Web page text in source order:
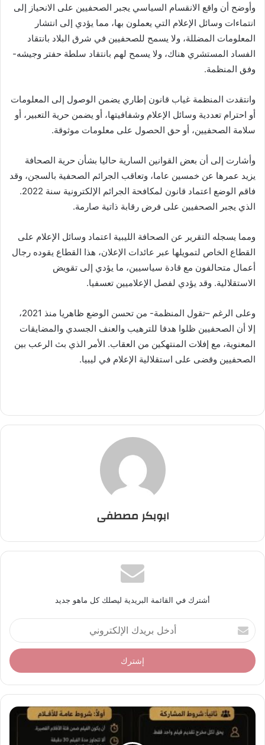
وأوضح أن واقع الانقسام السياسي يجبر الصحفيين على الانحياز إلى
انتماءات وسائل الإعلام التي يعملون بها، مما يؤدي إلى انتشار
المعلومات المضللة، ولا يسمح للصحفيين في شرق البلاد بانتقاد
الفساد المستشري هناك، ولا يسمح لهم بانتقاد سلطة حفتر وجيشه-
وفق المنظمة.
وانتقدت المنظمة غياب قانون إطاري يضمن الوصول إلى المعلومات
أو احترام تعددية وسائل الإعلام وشفافيتها، أو يضمن حرية التعبير، أو
سلامة الصحفيين، أو حق الحصول على معلومات موثوقة.
وأشارت إلى أن بعض القوانين السارية حاليا بشأن حرية الصحافة
يزيد عمرها عن خمسين عاما، وتعاقب الجرائم الصحفية بالسجن، وقد
فاقم الوضع اعتماد قانون لمكافحة الجرائم الإلكترونية سنة 2022.
الذي يجبر الصحفيين على فرض رقابة ذاتية صارمة.
ومما يسجله التقرير عن الصحافة الليبية اعتماد وسائل الإعلام على
القطاع الخاص لتمويلها عبر عائدات الإعلان، هذا القطاع يقوده رجال
أعمال متحالفون مع قادة سياسيين، ما يؤدي إلى تقويض
الاستقلالية. وقد يؤدي لفصل الإعلاميين تعسفيا.
وعلى الرغم –تقول المنظمة- من تحسن الوضع ظاهريا منذ 2021،
إلا أن الصحفيين ظلوا هدفا للترهيب والعنف الجسدي والمضايقات
المعنوية، مع إفلات المنتهكين من العقاب. الأمر الذي بث الرعب بين
الصحفيين وقضى على استقلالية الإعلام في ليبيا.
ابوبكر مصطفى
أشترك في القائمة البريدية ليصلك كل ماهو جديد
أ
د
خ
ل
ر
د